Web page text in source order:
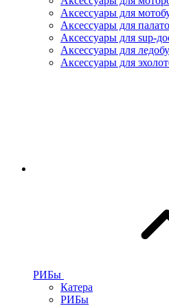
Аксессуары для
Аксессуары для
Аксессуары для sup-
Аксессуары для
Аксессуары для
РИБы
Катера
РИБы